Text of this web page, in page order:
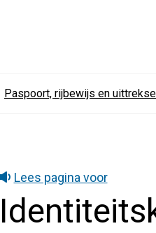
Paspoort, rijbewijs en
Lees pagina voor